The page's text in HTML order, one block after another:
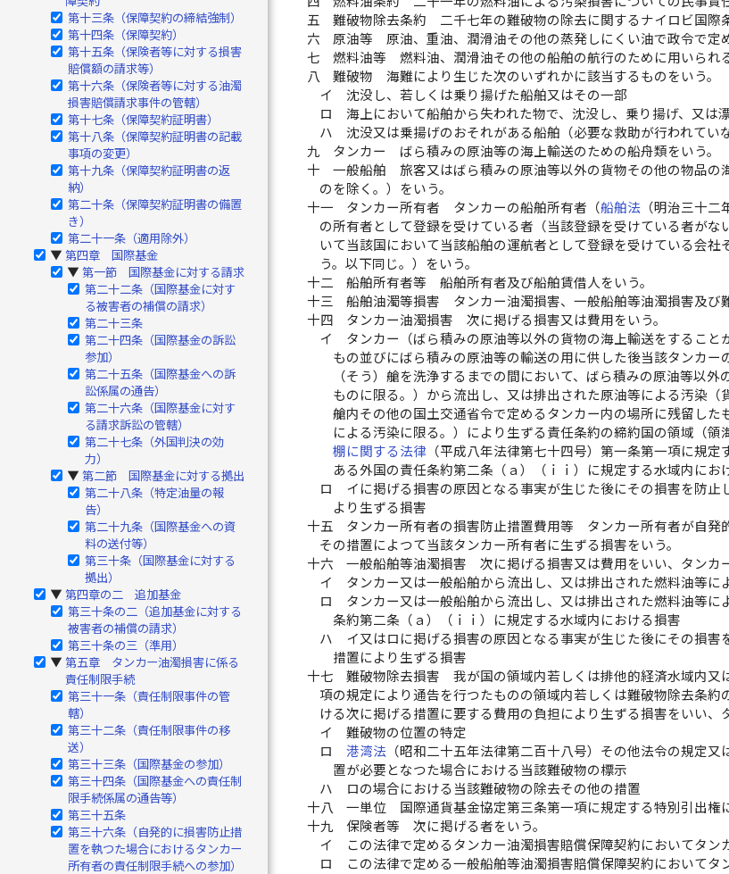
第十三条（保障契約の締結強制）
第十四条（保障契約）
第十五条（保険者等に対する損害
賠償額の請求等）
第十六条（保険者等に対する油濁
損害賠償請求事件の管轄）
第十七条（保障契約証明書）
第十八条（保障契約証明書の記載
事項の変更）
第十九条（保障契約証明書の返
納）
第二十条（保障契約証明書の備置
き）
第二十一条（適用除外）
▶ 第四章 国際基金
▶ 第一節 国際基金に対する請求
第二十二条（国際基金に対す
る被害者の補償の請求）
第二十三条
第二十四条（国際基金の訴訟
参加）
第二十五条（国際基金への訴
訟係属の通告）
第二十六条（国際基金に対す
る請求訴訟の管轄）
第二十七条（外国判決の効
力）
▶ 第二節 国際基金に対する拠出
第二十八条（特定油量の報
告）
第二十九条（国際基金への資
料の送付等）
第三十条（国際基金に対する
拠出）
▶ 第四章の二 追加基金
第三十条の二（追加基金に対する
被害者の補償の請求）
第三十条の三（準用）
▶ 第五章 タンカー油濁損害に係る
責任制限手続
第三十一条（責任制限事件の管
轄）
第三十二条（責任制限事件の移
送）
第三十三条（国際基金の参加）
第三十四条（国際基金への責任制
限手続係属の通告等）
第三十五条
第三十六条（自発的に損害防止措
置を執つた場合におけるタンカー
所有者の責任制限手続への参加）
五
難破物除去条約 二千七年の難破物の除去に関するナイロビ国際
六
原油等 原油、重油、潤滑油その他の蒸発しにくい油で政令で定
七
燃料油等 燃料油、潤滑油その他の船舶の航行のために用いられ
八
難破物 海難により生じた次のいずれかに該当するものをいう。
イ
沈没し、若しくは乗り揚げた船舶又はその一部
ロ
海上において船舶から失われた物で、沈没し、乗り揚げ、又は
ハ
沈没又は乗揚げのおそれがある船舶（必要な救助が行われてい
九
タンカー ばら積みの原油等の海上輸送のための船舟類をいう。
十
一般船舶 旅客又はばら積みの原油等以外の貨物その他の物品の
のを除く。）をいう。
十一
タンカー所有者 タンカーの船舶所有者（船舶法 （明治三十
の所有者として登録を受けている者（当該登録を受けている者が
いて当該国において当該船舶の運航者として登録を受けている会
う。以下同じ。）をいう。
十二
船舶所有者等 船舶所有者及び船舶賃借人をいう。
十三
船舶油濁等損害 タンカー油濁損害、一般船舶等油濁損害及び
十四
タンカー油濁損害 次に掲げる損害又は費用をいう。
イ
タンカー（ばら積みの原油等以外の貨物の海上輸送をするこ
もの並びにばら積みの原油等の輸送の用に供した後当該タンカ
（そう）艙を洗浄するまでの間において、ばら積みの原油等以
ものに限る。）から流出し、又は排出された原油等による汚染
艙内その他の国土交通省令で定めるタンカー内の場所に残留し
による汚染に限る。）により生ずる責任条約の締約国の領域（
棚に関する法律 （平成八年法律第七十四号）第一条第一項に規
ある外国の責任条約第二条（ａ）（ｉｉ）に規定する水域内にお
ロ
イに掲げる損害の原因となる事実が生じた後にその損害を防
より生ずる損害
十五
タンカー所有者の損害防止措置費用等 タンカー所有者が自発
その措置によつて当該タンカー所有者に生ずる損害をいう。
十六
一般船舶等油濁損害 次に掲げる損害又は費用をいい、タンカ
イ
タンカー又は一般船舶から流出し、又は排出された燃料油等
ロ
タンカー又は一般船舶から流出し、又は排出された燃料油等
条約第二条（ａ）（ｉｉ）に規定する水域内における損害
ハ
イ又はロに掲げる損害の原因となる事実が生じた後にその損
措置により生ずる損害
十七
難破物除去損害 我が国の領域内若しくは排他的経済水域内又
項の規定により通告を行つたものの領域内若しくは難破物除去条
ける次に掲げる措置に要する費用の負担により生ずる損害をいい
イ
難破物の位置の特定
ロ
港湾法 （昭和二十五年法律第二百十八号）その他法令の規定
置が必要となつた場合における当該難破物の標示
ハ
ロの場合における当該難破物の除去その他の措置
十八
一単位 国際通貨基金協定第三条第一項に規定する特別引出権
十九
保険者等 次に掲げる者をいう。
イ
この法律で定めるタンカー油濁損害賠償保障契約においてタ
ロ
この法律で定める一般船舶等油濁損害賠償保障契約において